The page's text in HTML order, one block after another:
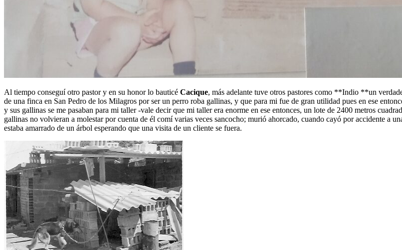
Al tiempo conseguí otro pastor y en su honor lo bauticé Cacique, más adelante tuve otros pastores como **Indio **un
de una finca en San Pedro de los Milagros por ser un perro roba gallinas, y que para mi fue de gran utilidad pues en ese
y sus gallinas se me pasaban para mi taller -vale decir que mi taller era enorme en ese entonces, un lote de 2400 metros
gallinas no volvieran a molestar por cuenta de él comí varias veces sancocho; murió ahorcado, cuando cayó por accidente a
estaba amarrado de un árbol esperando que una visita de un cliente se fuera.